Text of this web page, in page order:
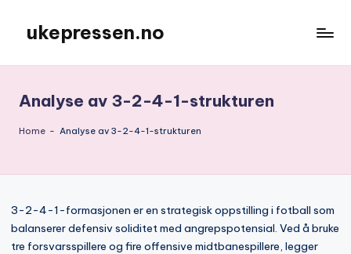
content
ukepressen.no
Analyse av 3-2-4-1-strukturen
Home - Analyse av 3-2-4-1-strukturen
3-2-4-1-formasjonen er en strategisk oppstilling i fotball som
balanserer defensiv soliditet med angrepspotensial. Ved å bruke
tre forsvarsspillere og fire offensive midtbanespillere, legger